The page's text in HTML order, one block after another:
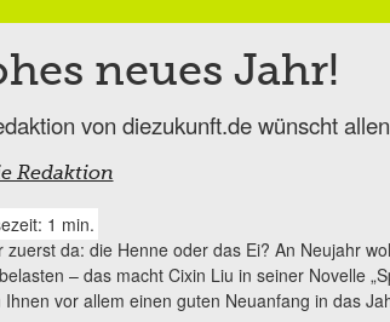
neues Jahr!
von diezukunft.de wünscht
Redaktion
1 min.
zuerst da: die Henne oder das Ei? An Neujahr
– das macht Cixin Liu in seiner Novelle
Ihnen vor allem einen guten Neuanfang in das